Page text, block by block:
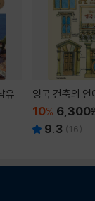
유
영국 건축의 언
10% 6,300
9.3 (16)